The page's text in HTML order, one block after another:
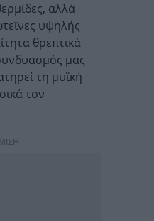
αλλά
υψηλής
θρεπτικά
μας
τη μυϊκή
τον